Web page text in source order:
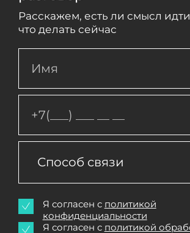
Расскажем, есть ли смысл
что делать сейчас
Способ связи
Я согласен с политикой
конфиденциальности
Я согласен с политикой